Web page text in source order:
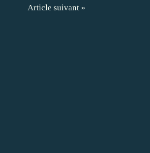
Article suivant »